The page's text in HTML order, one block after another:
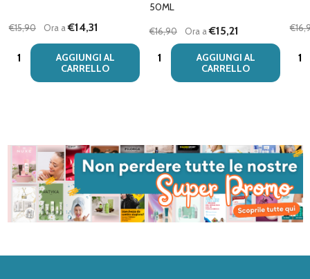
€15,90 Ora a€14,31
Quantità:
AGGIUNGI AL
CARRELLO
50ML
€16,90 Ora a€15,21
Quantità:
AGGIUNGI AL
CARRELLO